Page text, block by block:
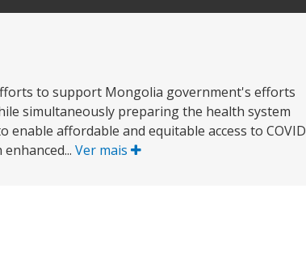
to support Mongolia government's efforts
simultaneously preparing the health system
affordable and equitable access to COVID
Ver mais